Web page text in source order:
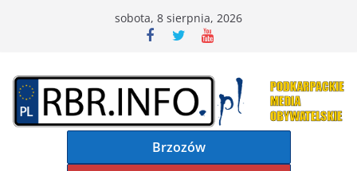
sobota, 8 sierpnia, 2026
Brzozów